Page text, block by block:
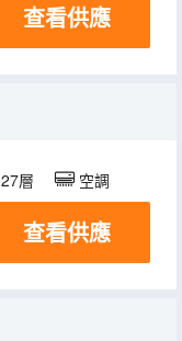
查看供應
27層 空調
查看供應